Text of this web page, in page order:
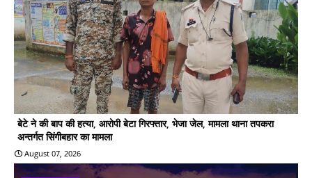
बेटे ने की बाप की हत्या, आरोपी बेटा गिरफ्तार, भेजा जेल, मामला थाना तपकरा
अन्तर्गत सिंगीबहार का मामला
August 07, 2026